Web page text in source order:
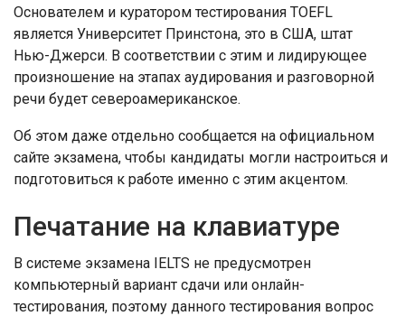
Основателем и куратором тестирования TOEFL
является Университет Принстона, это в США, штат
Нью-Джерси. В соответствии с этим и лидирующее
произношение на этапах аудирования и разговорной
речи будет североамериканское.
Об этом даже отдельно сообщается на официальном
сайте экзамена, чтобы кандидаты могли настроиться и
подготовиться к работе именно с этим акцентом.
Печатание на клавиатуре
В системе экзамена IELTS не предусмотрен
компьютерный вариант сдачи или онлайн-
тестирования, поэтому данного тестирования вопрос